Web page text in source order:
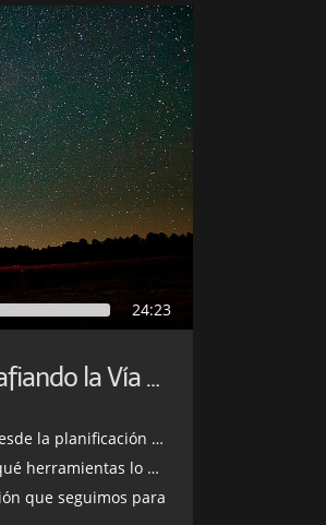
24:23
¿Cómo Hice Esta Foto? – Fotografiando la Vía Láctea
disparo, hasta el procesado
lo hicimos
que seguimos para obtener el resultado